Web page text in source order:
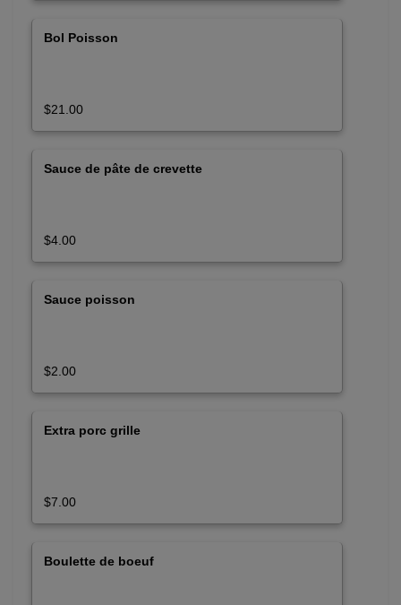
Bol Poisson
$21.00
Sauce de pâte de crevette
$4.00
Sauce poisson
$2.00
Extra porc grille
$7.00
Boulette de boeuf